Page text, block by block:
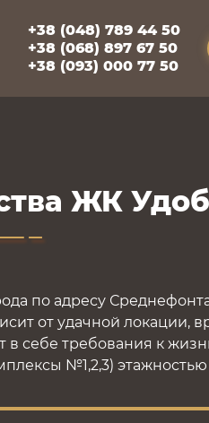
+38 (048) 789 44 50
+38 (068) 897 67 50
+38 (093) 000 77 50
ЖК
по адресу
от удачной локации,
себе требования к
№1,2,3)